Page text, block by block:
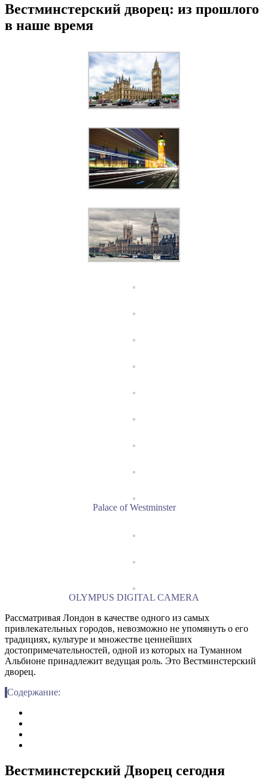
Вестминстерский дворец: из прошлого
в наше время
Palace of Westminster
OLYMPUS DIGITAL CAMERA
Рассматривая Лондон в качестве одного из самых
привлекательных городов, невозможно не упомянуть о его
традициях, культуре и множестве ценнейших
достопримечательностей, одной из которых на Туманном
Альбионе принадлежит ведущая роль. Это Вестминстерский
дворец.
Содержание:
Вестминстерский Дворец сегодня